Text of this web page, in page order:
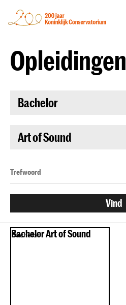
Opleidingen
Bachelor
Art of Sound
Bachelor Art of Sound
Bachelor